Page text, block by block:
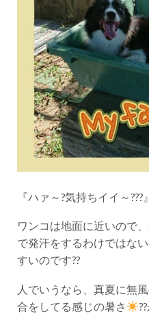
『ハァ～?気持ちイイ～???』
ワンコは地面に近いので
で発汗をするわけではな
すいのです??
人でいうなら、真夏に無
合をしてる感じの暑さ